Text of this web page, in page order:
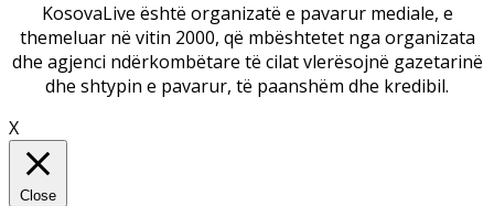
KosovaLive është organizatë e pavarur mediale, e
themeluar në vitin 2000, që mbështetet nga organizata
dhe agjenci ndërkombëtare të cilat vlerësojnë gazetarinë
dhe shtypin e pavarur, të paanshëm dhe kredibil.
X
Close